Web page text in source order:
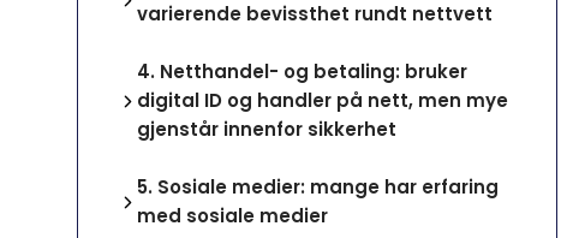
varierende bevissthet rundt nettvett
4. Netthandel- og betaling: bruker
digital ID og handler på nett, men mye
gjenstår innenfor sikkerhet
5. Sosiale medier: mange har erfaring
med sosiale medier